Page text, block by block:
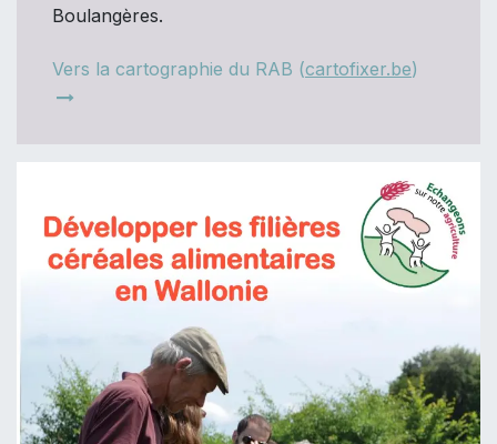
Boulangères.
Vers la cartographie du RAB (cartofixer.be)